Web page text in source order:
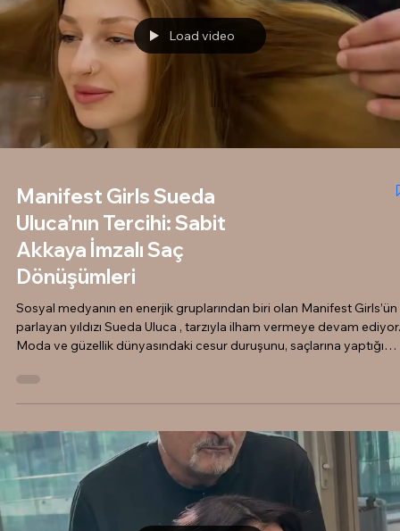
Load video
Manifest Girls Sueda
Uluca’nın Tercihi: Sabit
Akkaya İmzalı Saç
Dönüşümleri
parlayan yıldızı Sueda Uluca , tarzıyla ilham vermeye devam ediyor.
dokunuşlarla tamamlayan Sueda, saç tasarımı ve bakımı
güvenilir adres olarak Sabit Akkaya Hair Studio 'yu tercih ediyor.
Ziyarette Yeni Bir Aura Sueda Uluca, değişime açık vizyonuyla her
ziyaretinde bizi şaşırtmayı ve heyecanlandırmayı başarıyor. Kimi
zaman ışıltıl